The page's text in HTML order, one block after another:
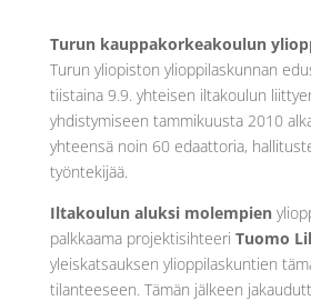
Turun kauppakorkeakoulun
Turun yliopiston ylioppilaskunnan
tiistaina 9.9. yhteisen iltakoulun
yhdistymiseen tammikuusta 2010
yhteensä noin 60 edaattoria,
työntekijää.
Iltakoulun aluksi molempien
palkkaama projektisihteeri Tuomo
yleiskatsauksen ylioppilaskuntien
tilanteeseen. Tämän jälkeen